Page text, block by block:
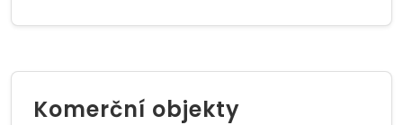
Komerční objekty